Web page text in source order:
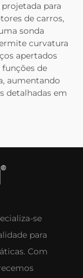
para
de carros,
sonda
curvatura
apertados
de
aumentando
detalhadas em
se
para
Com